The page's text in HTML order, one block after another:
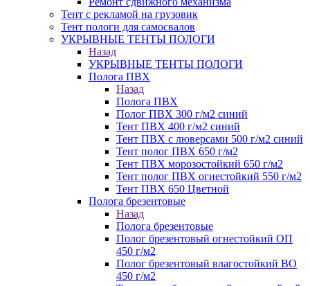
Тент с рекламой на грузовик
Тент пологи для самосвалов
УКРЫВНЫЕ ТЕНТЫ ПОЛОГИ
Назад
УКРЫВНЫЕ ТЕНТЫ ПОЛОГИ
Полога ПВХ
Назад
Полога ПВХ
Полог ПВХ 300 г/м2 синий
Тент ПВХ 400 г/м2 синий
Тент ПВХ с люверсами 500 г/м2 синий
Тент полог ПВХ 650 г/м2
Тент ПВХ морозостойкий 650 г/м2
Тент полог ПВХ огнестойкий 550 г/м2
Тент ПВХ 650 Цветной
Полога брезентовые
Назад
Полога брезентовые
Полог брезентовый огнестойкий ОП
450 г/м2
Полог брезентовый влагостойкий ВО
450 г/м2